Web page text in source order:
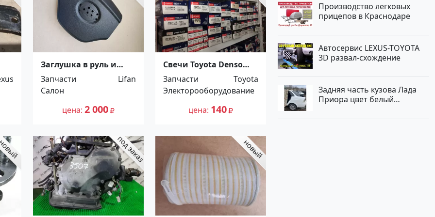
Заглушка в руль и
торпедо Lifan Solano
Краснодар
Запчасти
Lifan
Салон
цена 2 000
Свечи Toyota Denso
K16R-U11 Краснодар
Запчасти
Toyota
Электорооборудование
цена 140
Производство легковых
прицепов в Краснодаре
Автосервис LEXUS-TOYOTA
3D развал-схождение
Задняя часть кузова Лада
Приора цвет белый